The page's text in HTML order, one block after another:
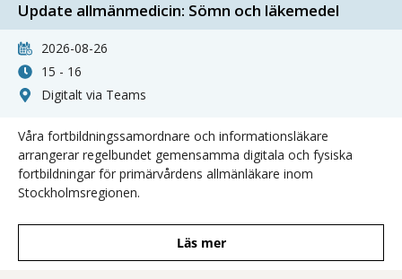
Update allmänmedicin: Sömn och läkemedel
2026-08-26
15 - 16
Digitalt via Teams
Våra fortbildningssamordnare och informationsläkare
arrangerar regelbundet gemensamma digitala och fysiska
fortbildningar för primärvårdens allmänläkare inom
Stockholmsregionen.
Läs mer